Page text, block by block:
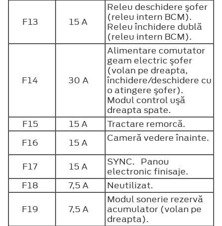
F13 15 A
Releu deschidere şofer
(releu intern BCM).
Releu închidere dublă
(releu intern BCM).
F14 30 A
Alimentare comutator
geam electric şofer
(volan pe dreapta,
închidere/deschidere cu
o atingere şofer).
Modul control uşă
dreapta spate.
F15
15 A
Tractare remorcă.
F16
15 A Cameră vedere înainte.
F17 15 A
SYNC. Panou
electronic finisaje.
F18
7,5 A
Neutilizat.
F19
7,5 A
Modul sonerie rezervă
acumulator (volan pe
dreapta).